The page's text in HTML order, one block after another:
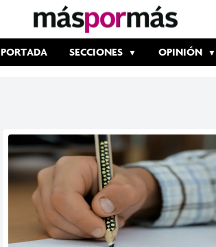
PORTADA SECCIONES OPINIÓN